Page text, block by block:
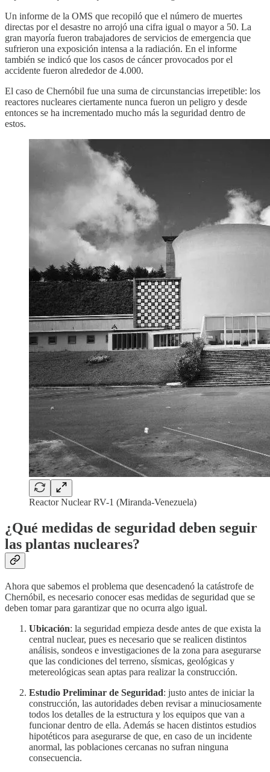
Un informe de la OMS que recopiló que el número de muertes
directas por el desastre no arrojó una cifra igual o mayor a 50. La
gran mayoría fueron trabajadores de servicios de emergencia que
sufrieron una exposición intensa a la radiación. En el informe
también se indicó que los casos de cáncer provocados por el
accidente fueron alrededor de 4.000.
El caso de Chernóbil fue una suma de circunstancias irrepetible: los
reactores nucleares ciertamente nunca fueron un peligro y desde
entonces se ha incrementado mucho más la seguridad dentro de
estos.
Reactor Nuclear RV-1 (Miranda-Venezuela)
¿Qué medidas de seguridad deben seguir
las plantas nucleares?
Ahora que sabemos el problema que desencadenó la catástrofe de
Chernóbil, es necesario conocer esas medidas de seguridad que se
deben tomar para garantizar que no ocurra algo igual.
Ubicación: la seguridad empieza desde antes de que exista la
central nuclear, pues es necesario que se realicen distintos
análisis, sondeos e investigaciones de la zona para asegurarse
que las condiciones del terreno, sísmicas, geológicas y
metereológicas sean aptas para realizar la construcción.
Estudio Preliminar de Seguridad: justo antes de iniciar la
construcción, las autoridades deben revisar a minuciosamente
todos los detalles de la estructura y los equipos que van a
funcionar dentro de ella. Además se hacen distintos estudios
hipotéticos para asegurarse de que, en caso de un incidente
anormal, las poblaciones cercanas no sufran ninguna
consecuencia.